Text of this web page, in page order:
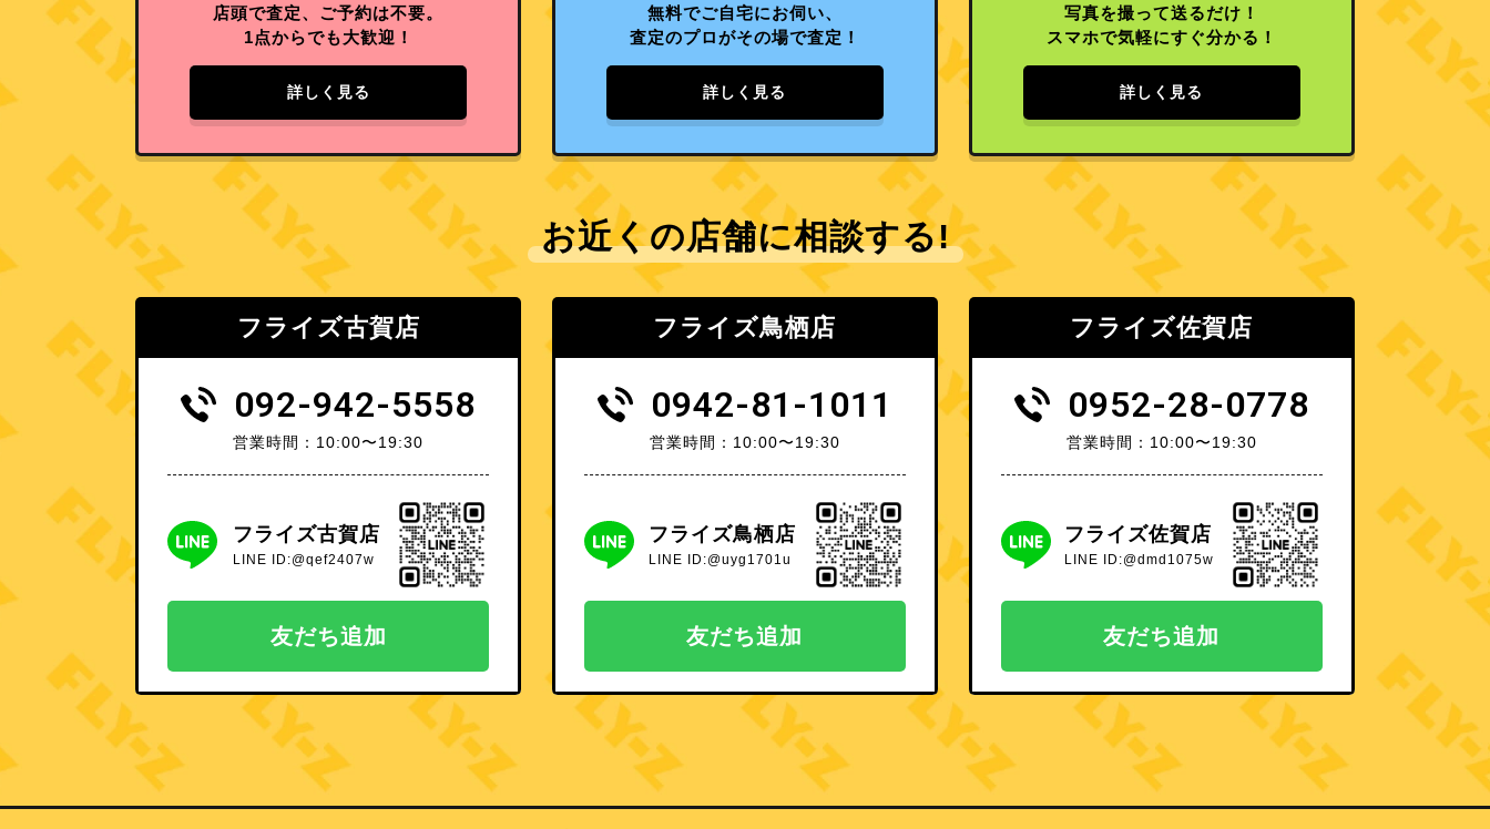
店頭で査定、ご予約は不要。
1点からでも大歓迎！
詳しく見る
無料でご自宅にお伺い、
査定のプロがその場で査定！
詳しく見る
写真を撮って送るだけ！
スマホで気軽にすぐ分かる！
詳しく見る
お近くの店舗に相談する!
フライズ古賀店
092-942-5558
営業時間：10:00〜19:30
フライズ古賀店
LINE ID:@qef2407w
友だち追加
フライズ鳥栖店
0942-81-1011
営業時間：10:00〜19:30
フライズ鳥栖店
LINE ID:@uyg1701u
友だち追加
フライズ佐賀店
0952-28-0778
営業時間：10:00〜19:30
フライズ佐賀店
LINE ID:@dmd1075w
友だち追加